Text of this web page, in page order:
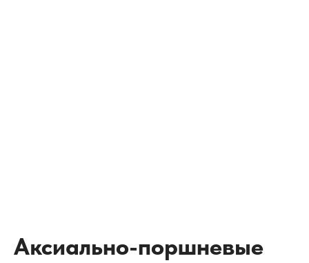
Аксиально-поршневые